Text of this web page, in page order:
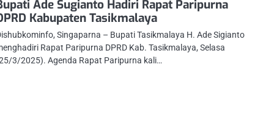
Ade Sugianto Hadiri Rapat Paripurna
Kabupaten Tasikmalaya
Singaparna – Bupati Tasikmalaya H. Ade Sigianto
Rapat Paripurna DPRD Kab. Tasikmalaya, Selasa
3/2025). Agenda Rapat Paripurna kali…